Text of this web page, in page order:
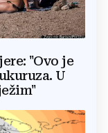
"Ovo je
U